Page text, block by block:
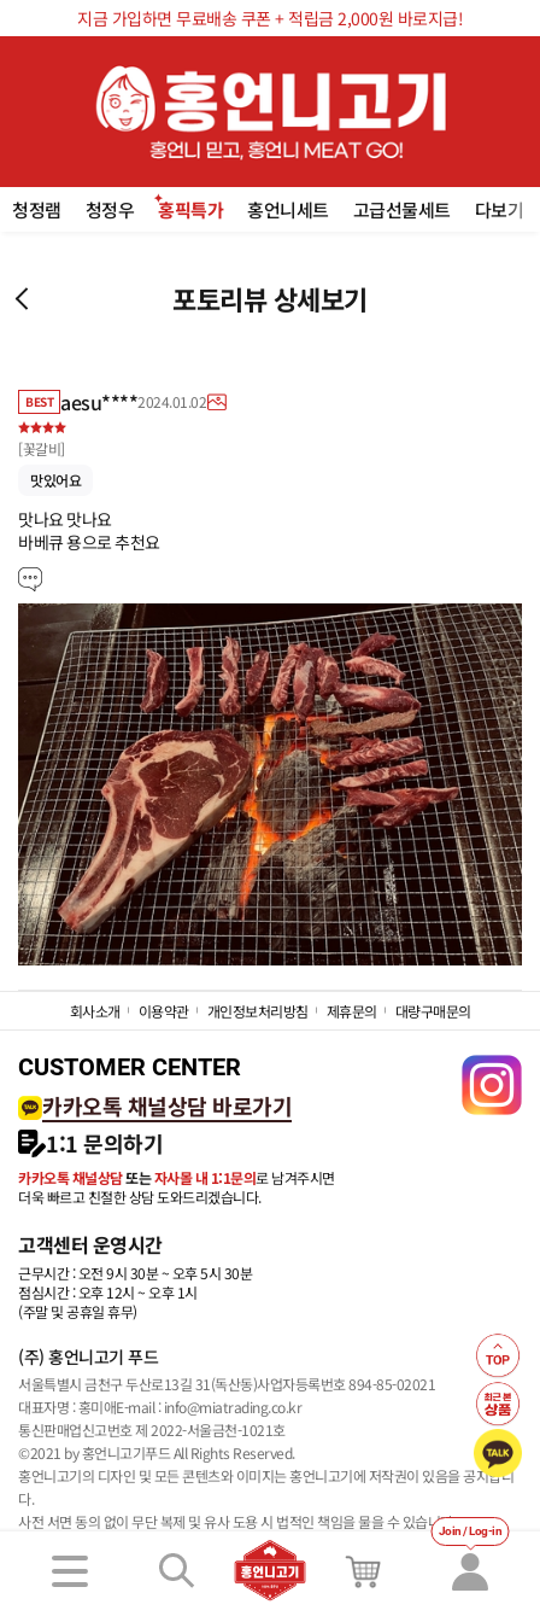
Join / Log-in
지금 가입하면 무료배송 쿠폰 + 적립금 2,000원 바로지급!
청정램 청정우 홍픽특가 홍언니세트 고급선물세트 다보기
포토리뷰 상세보기
BEST aesu****2024.01.02
[꽃갈비]
맛있어요
맛나요 맛나요
바베큐 용으로 추천요
회사소개 이용약관 개인정보처리방침 제휴문의 대량구매문의
CUSTOMER CENTER
카카오톡 채널상담 바로가기
1:1 문의하기
카카오톡 채널상담또는자사몰 내 1:1문의로 남겨주시면
더욱 빠르고 친절한 상담 도와드리겠습니다.
고객센터 운영시간
근무시간 : 오전 9시 30분 ~ 오후 5시 30분
점심시간 : 오후 12시 ~ 오후 1시
(주말 및 공휴일 휴무)
(주) 홍언니고기 푸드
서울특별시 금천구 두산로13길 31(독산동)사업자등록번호 894-85-02021
대표자명 : 홍미애E-mail : info@miatrading.co.kr
통신판매업신고번호 제 2022-서울금천-1021호
©2021 by 홍언니고기푸드 All Rights Reserved.
홍언니고기의 디자인 및 모든 콘텐츠와 이미지는 홍언니고기에 저작권이 있음을 공지합니
다.
사전 서면 동의 없이 무단 복제 및 유사 도용 시 법적인 책임을 물을 수 있습니다.